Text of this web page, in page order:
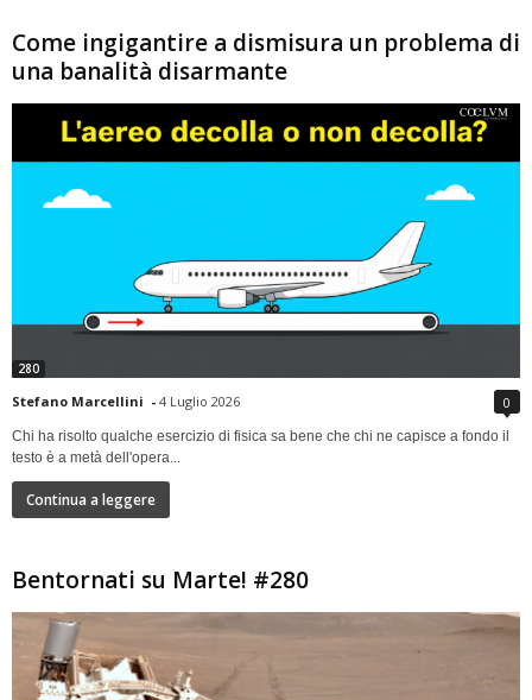
Come ingigantire a dismisura un problema di
una banalità disarmante
280
Stefano Marcellini - 4 Luglio 2026 0
Chi ha risolto qualche esercizio di fisica sa bene che chi ne capisce a fondo il
testo è a metà dell'opera...
Continua a leggere
Bentornati su Marte! #280